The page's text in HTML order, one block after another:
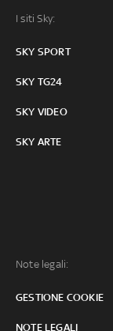
I siti Sky:
SKY SPORT
SKY TG24
SKY VIDEO
SKY ARTE
Note legali:
GESTIONE COOKIE
NOTE LEGALI